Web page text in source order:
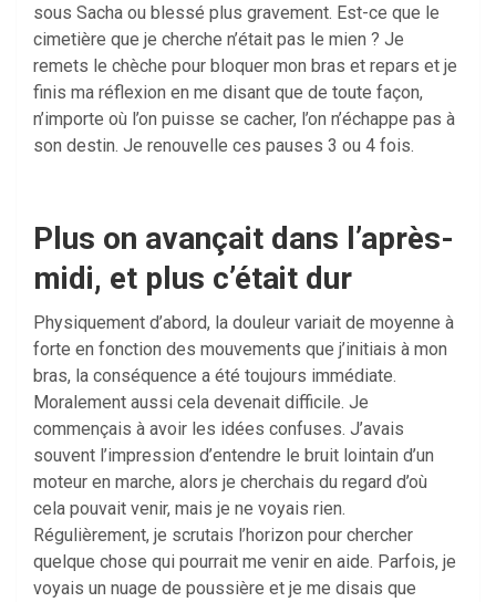
sous Sacha ou blessé plus gravement. Est-ce que le
cimetière que je cherche n’était pas le mien ? Je
remets le chèche pour bloquer mon bras et repars et je
finis ma réflexion en me disant que de toute façon,
n’importe où l’on puisse se cacher, l’on n’échappe pas à
son destin. Je renouvelle ces pauses 3 ou 4 fois.
Plus on avançait dans l’après-
midi, et plus c’était dur
Physiquement d’abord, la douleur variait de moyenne à
forte en fonction des mouvements que j’initiais à mon
bras, la conséquence a été toujours immédiate.
Moralement aussi cela devenait difficile. Je
commençais à avoir les idées confuses. J’avais
souvent l’impression d’entendre le bruit lointain d’un
moteur en marche, alors je cherchais du regard d’où
cela pouvait venir, mais je ne voyais rien.
Régulièrement, je scrutais l’horizon pour chercher
quelque chose qui pourrait me venir en aide. Parfois, je
voyais un nuage de poussière et je me disais que